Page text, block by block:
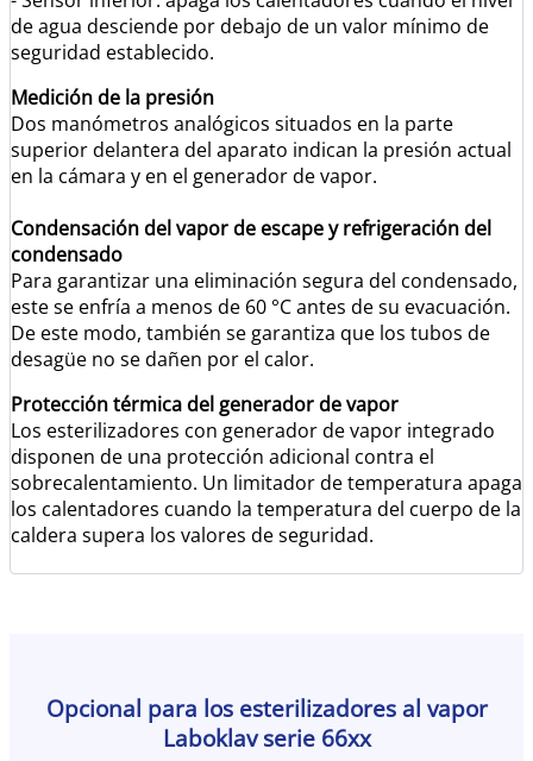
de agua desciende por debajo de un valor mínimo de
seguridad establecido.
Medición de la presión
Dos manómetros analógicos situados en la parte
superior delantera del aparato indican la presión actual
en la cámara y en el generador de vapor.
Condensación del vapor de escape y refrigeración del
condensado
Para garantizar una eliminación segura del condensado,
este se enfría a menos de 60 °C antes de su evacuación.
De este modo, también se garantiza que los tubos de
desagüe no se dañen por el calor.
Protección térmica del generador de vapor
Los esterilizadores con generador de vapor integrado
disponen de una protección adicional contra el
sobrecalentamiento. Un limitador de temperatura apaga
los calentadores cuando la temperatura del cuerpo de la
caldera supera los valores de seguridad.
Opcional para los esterilizadores al vapor
Laboklav serie 66xx